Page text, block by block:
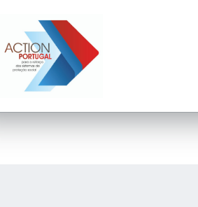
conteúdo